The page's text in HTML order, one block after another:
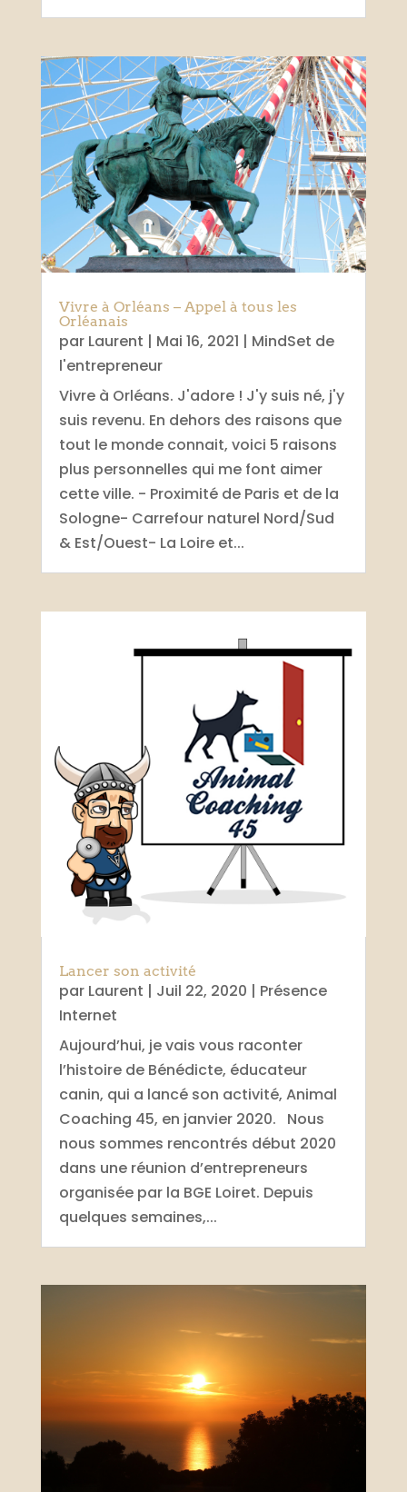
Vivre à Orléans – Appel à tous les
Orléanais
par Laurent | Mai 16, 2021 | MindSet de
l'entrepreneur
Vivre à Orléans. J'adore ! J'y suis né, j'y
suis revenu. En dehors des raisons que
tout le monde connait, voici 5 raisons
plus personnelles qui me font aimer
cette ville. - Proximité de Paris et de la
Sologne- Carrefour naturel Nord/Sud
& Est/Ouest- La Loire et...
Lancer son activité
par Laurent | Juil 22, 2020 | Présence
Internet
Aujourd’hui, je vais vous raconter
l’histoire de Bénédicte, éducateur
canin, qui a lancé son activité, Animal
Coaching 45, en janvier 2020. Nous
nous sommes rencontrés début 2020
dans une réunion d’entrepreneurs
organisée par la BGE Loiret. Depuis
quelques semaines,...